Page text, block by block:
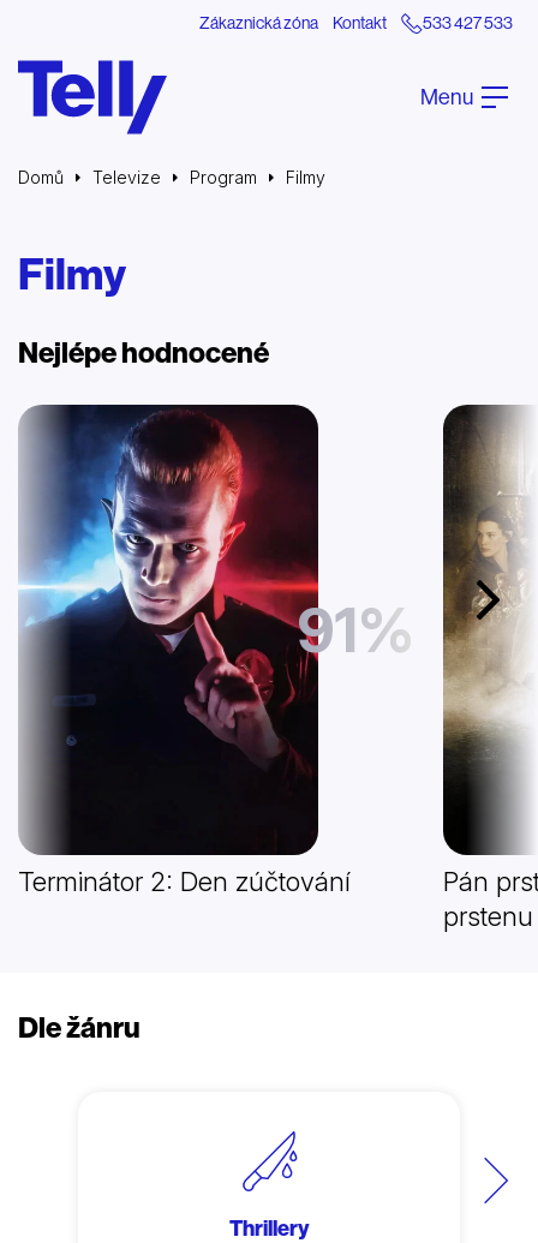
Zákaznická zóna Kontakt 533 427 533
Menu
Domů Televize Program Filmy
Filmy
Nejlépe hodnocené
Další
91%
Terminátor 2: Den zúčtování
Pán
prstenu
Dle žánru
Další
Thrillery